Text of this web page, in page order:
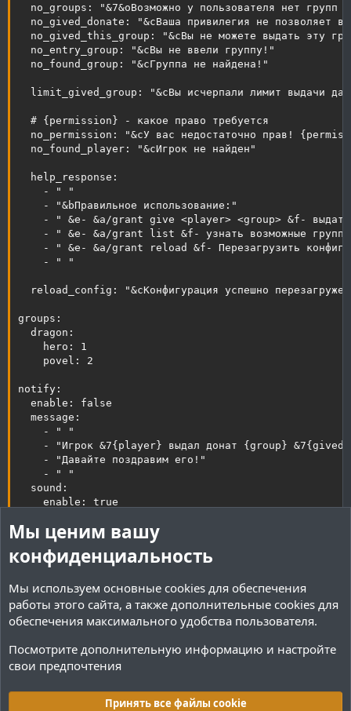
no_groups: "&7&oВозможно у пользователя нет групп
no_gived_donate: "&cВаша привилегия не позволяет
no_gived_this_group: "&cВы не можете выдать эту
  no_entry_group: "&cВы не ввели группу!"
  no_found_group: "&cГруппа не найдена!"
limit_gived_group: "&cВы исчерпали лимит выдачи
  # {permission} - какое право требуется
no_permission: "&cУ вас недостаточно прав!
  no_found_player: "&cИгрок не найден"
  help_response:
    - " "
    - "&bПравильное использование:"
- " &e- &a/grant give <player> <group> &f-
- " &e- &a/grant list &f- узнать возможные
- " &e- &a/grant reload &f- Перезагрузить
    - " "
reload_config: "&cКонфигурация успешно
groups:
  dragon:
    hero: 1
    povel: 2
notify:
  enable: false
  message:
    - " "
- "Игрок &7{player} выдал донат {group}
    - "Давайте поздравим его!"
    - " "
  sound:
    enable: true
  actionbar:
    enable: true
message: "&fИгрок {player} выдал донат игроку
Статистика:
Зависимости
Мы ценим вашу
конфиденциальность
Мы используем основные cookies для обеспечения
работы этого сайта, а также дополнительные cookies для
обеспечения максимального удобства пользователя.
Посмотрите дополнительную информацию и настройте
свои предпочтения
Принять все файлы cookie